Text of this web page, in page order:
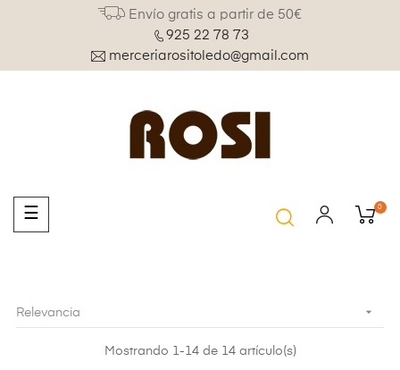
Envío gratis a partir de 50€
925 22 78 73
merceriarositoledo@gmail.com
Navegación
de
☰ 0
Relevancia 
Mostrando 1-14 de 14 artículo(s)